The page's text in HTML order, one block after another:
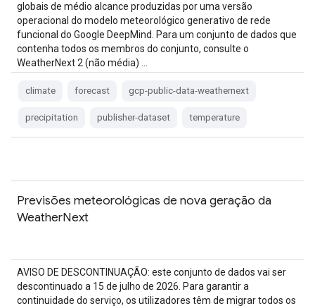
globais de médio alcance produzidas por uma versão
operacional do modelo meteorológico generativo de rede
funcional do Google DeepMind. Para um conjunto de dados que
contenha todos os membros do conjunto, consulte o
WeatherNext 2 (não média) …
climate forecast gcp-public-data-weathernext
precipitation publisher-dataset temperature
Previsões meteorológicas de nova geração da
WeatherNext
AVISO DE DESCONTINUAÇÃO: este conjunto de dados vai ser
descontinuado a 15 de julho de 2026. Para garantir a
continuidade do serviço, os utilizadores têm de migrar todos os